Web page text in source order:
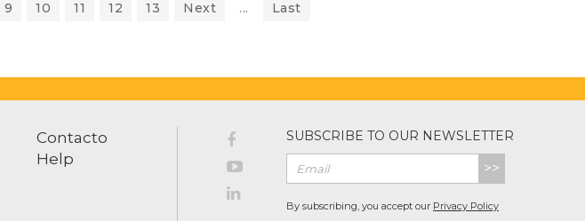
9 10 11 12 13 Next ... Last
Contacto
Help
SUBSCRIBE TO OUR NEWSLETTER
>>
By subscribing, you accept our Privacy Policy